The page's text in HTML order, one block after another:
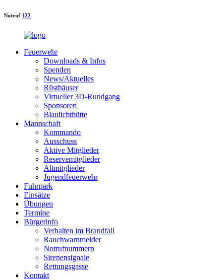
Notruf 122
Feuerwehr
Downloads & Infos
Spenden
News/Aktuelles
Rüsthäuser
Virtueller 3D-Rundgang
Sponsoren
Blaulichthütte
Mannschaft
Kommando
Ausschuss
Aktive Mitglieder
Reservemitglieder
Altmitglieder
Jugendfeuerwehr
Fuhrpark
Einsätze
Übungen
Termine
Bürgerinfo
Verhalten im Brandfall
Rauchwarnmelder
Notrufnummern
Sirenensignale
Rettungsgasse
Kontakt